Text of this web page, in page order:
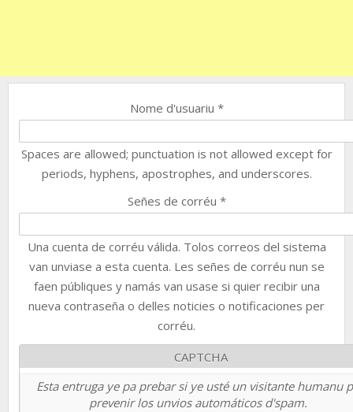
Nome d'usuariu *
Spaces are allowed; punctuation is not allowed except for
periods, hyphens, apostrophes, and underscores.
Señes de corréu *
Una cuenta de corréu válida. Tolos correos del sistema
van unviase a esta cuenta. Les señes de corréu nun se
faen públiques y namás van usase si quier recibir una
nueva contraseña o delles noticies o notificaciones per
corréu.
CAPTCHA
Esta entruga ye pa prebar si ye usté un visitante humanu
prevenir los unvios automáticos d'spam.